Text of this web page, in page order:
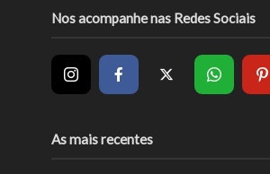
Nos acompanhe nas Redes Sociais
As mais recentes